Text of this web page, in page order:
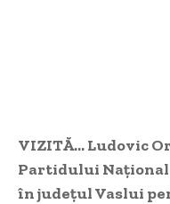
VIZITĂ… Ludovic
Partidului
în județul Vaslui